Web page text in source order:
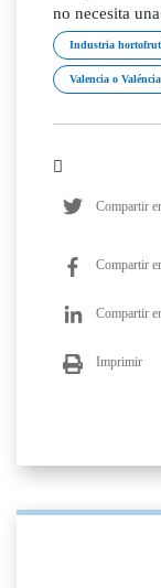
no necesita
Industria
Valencia o Valéncia
Compartir
Compartir
Compartir
Imprimir